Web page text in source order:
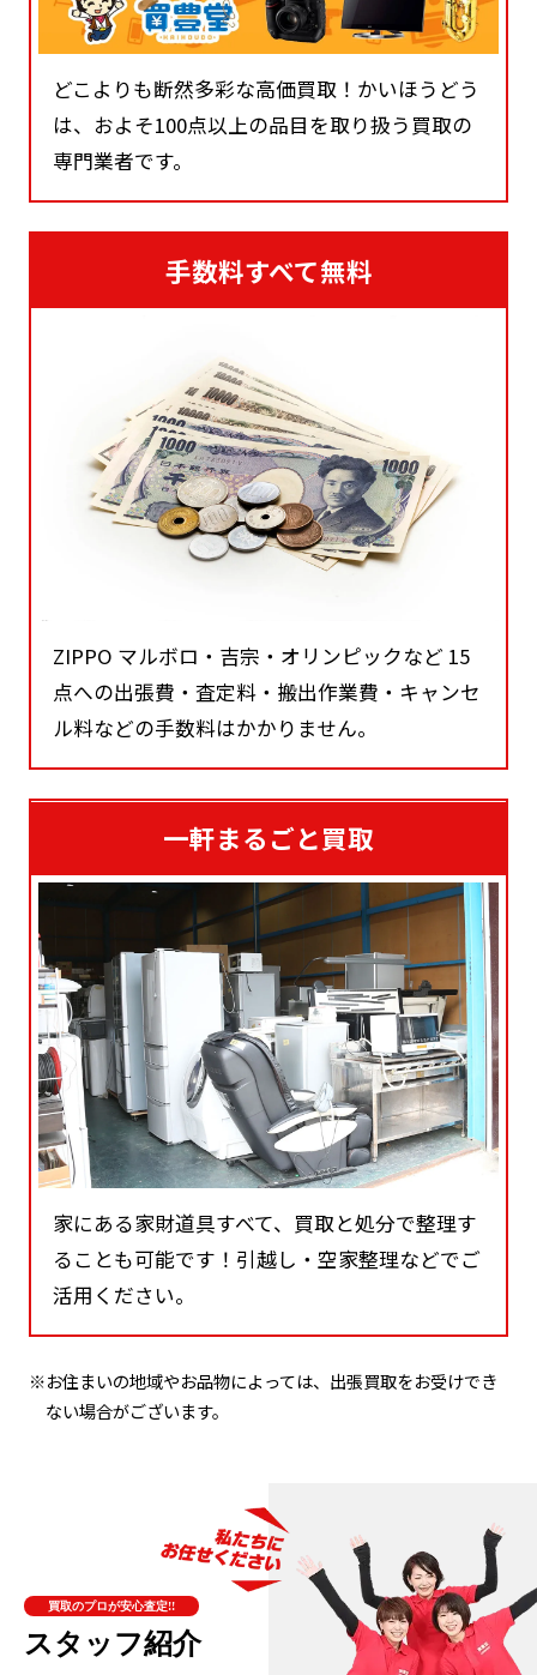
どこよりも断然多彩な高価買取！かいほうどう
は、およそ100点以上の品目を取り扱う買取の
専門業者です。
手数料すべて無料
ZIPPO マルボロ・吉宗・オリンピックなど 15
点への出張費・査定料・搬出作業費・キャンセ
ル料などの手数料はかかりません。
一軒まるごと買取
家にある家財道具すべて、買取と処分で整理す
ることも可能です！引越し・空家整理などでご
活用ください。
※お住まいの地域やお品物によっては、出張買取をお受けでき
ない場合がございます。
買取のプロが安心査定!!
スタッフ紹介